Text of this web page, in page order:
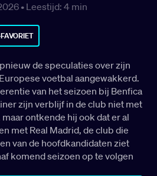
• Leestijd: 4 min
de speculaties over zijn
voetbal aangewakkerd.
van het seizoen bij Benfica
zijn verblijf in de club niet met
ontkende hij ook dat er al
met Real Madrid, de club die
van de hoofdkandidaten ziet
komend seizoen op te volgen